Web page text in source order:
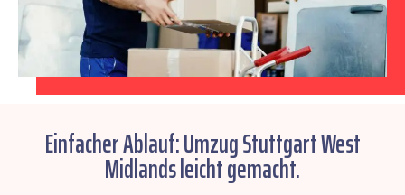
Einfacher Ablauf: Umzug Stuttgart West
Midlands leicht gemacht.